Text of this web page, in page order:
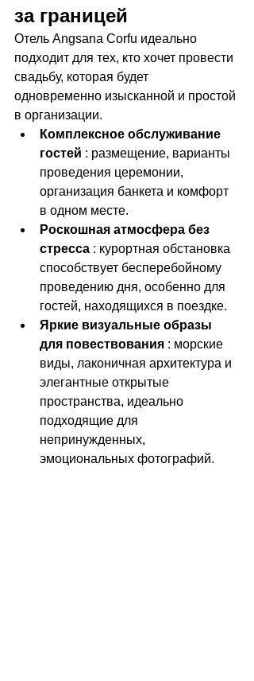
за границей
Отель Angsana Corfu идеально
подходит для тех, кто хочет провести
свадьбу, которая будет
одновременно изысканной и простой
в организации.
Комплексное обслуживание
гостей : размещение, варианты
проведения церемонии,
организация банкета и комфорт
в одном месте.
Роскошная атмосфера без
стресса : курортная обстановка
способствует бесперебойному
проведению дня, особенно для
гостей, находящихся в поездке.
Яркие визуальные образы
для повествования : морские
виды, лаконичная архитектура и
элегантные открытые
пространства, идеально
подходящие для
непринужденных,
эмоциональных фотографий.